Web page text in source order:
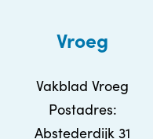
Vroeg
Vakblad Vroeg
Postadres:
Abstederdijk 31